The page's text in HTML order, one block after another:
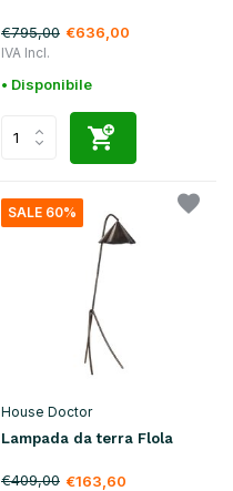
€795,00 €636,00
IVA Incl.
• Disponibile
SALE 60%
House Doctor
Lampada da terra Flola
€409,00 €163,60